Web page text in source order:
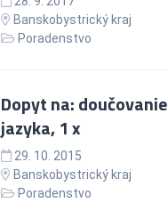
Banskobystrický kraj
Poradenstvo
Dopyt na:
jazyka, 1 x
29. 10. 2015
Banskobystrický kraj
Poradenstvo